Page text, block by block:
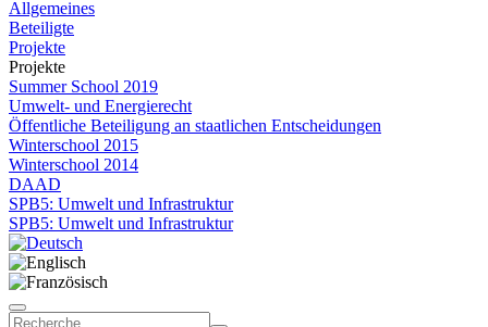
Allgemeines
Beteiligte
Projekte
Projekte
Summer School 2019
Umwelt- und Energierecht
Öffentliche Beteiligung an staatlichen Entscheidungen
Winterschool 2015
Winterschool 2014
DAAD
SPB5: Umwelt und Infrastruktur
SPB5: Umwelt und Infrastruktur